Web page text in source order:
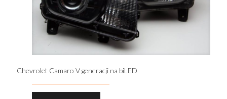
Chevrolet Camaro V generacji na biLED